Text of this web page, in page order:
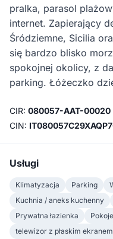
pralka, parasol
internet. Zapierający
Śródziemne, Sicilia
się bardzo blisko
spokojnej okolicy, z
parking. Łóżeczko
CIR: 080057-AAT-00020
CIN:
Usługi
Klimatyzacja Parking
Kuchnia / aneks kuchenny
Prywatna łazienka
telewizor z płaskim ekranem